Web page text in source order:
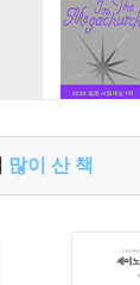
많이 산 책